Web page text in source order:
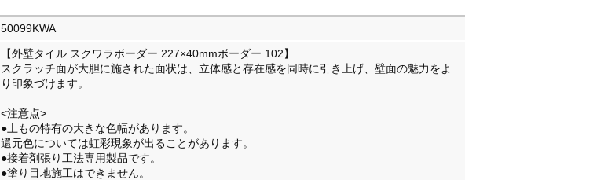
50099KWA
【外壁タイル スクワラボーダー 227×40mmボーダー 102】
スクラッチ面が大胆に施された面状は、立体感と存在感を同時に引き上げ、壁面の魅力をよ
り印象づけます。
<注意点>
●土もの特有の大きな色幅があります。
還元色については虹彩現象が出ることがあります。
●接着剤張り工法専用製品です。
●塗り目地施工はできません。